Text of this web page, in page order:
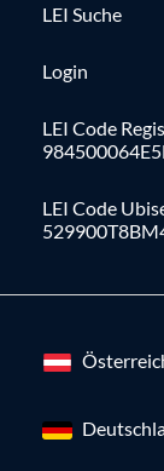
LEI Suche
Login
LEI Code
LEI Code